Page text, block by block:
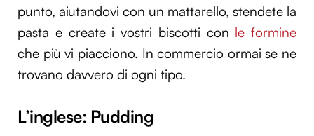
punto, aiutandovi con un mattarello, stendete la
pasta e create i vostri biscotti con le formine
che più vi piacciono. In commercio ormai se ne
trovano davvero di ogni tipo.
L’inglese: Pudding